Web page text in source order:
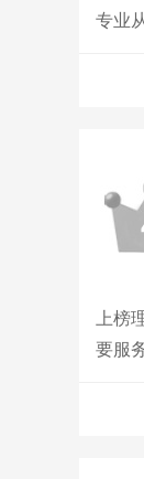
专业
SS
上榜
要服